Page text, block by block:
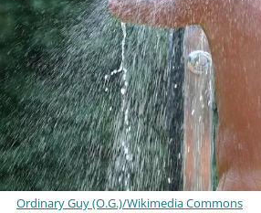
Ordinary Guy (O.G.)/Wikimedia Commons